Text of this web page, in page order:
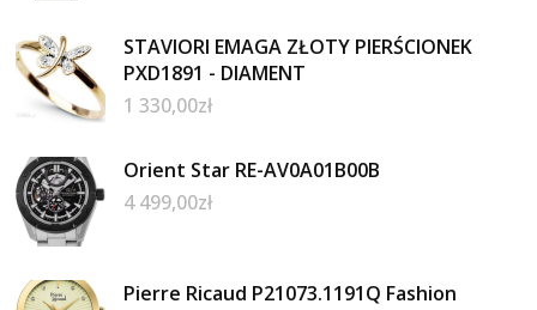
STAVIORI EMAGA ZŁOTY PIERŚCIONEK
PXD1891 - DIAMENT
1 330,00zł
Orient Star RE-AV0A01B00B
4 499,00zł
Pierre Ricaud P21073.1191Q Fashion